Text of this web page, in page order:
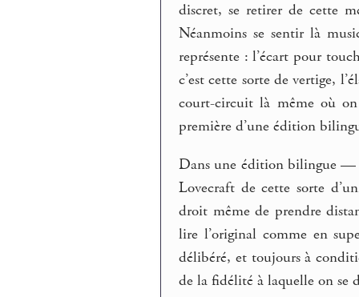
discret, se retirer de cette
Néanmoins se sentir là
représente : l’écart pour
c’est cette sorte de vertige,
court-circuit là même où
première d’une édition
Dans une édition bilingue —
Lovecraft de cette sorte
droit même de prendre
lire l’original comme en
délibéré, et toujours à
de la fidélité à laquelle on se